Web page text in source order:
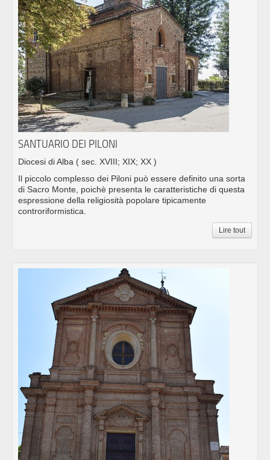
SANTUARIO DEI PILONI
Diocesi di Alba ( sec. XVIII; XIX; XX )
Il piccolo complesso dei Piloni può essere definito una sorta
di Sacro Monte, poichè presenta le caratteristiche di questa
espressione della religiosità popolare tipicamente
controriformistica.
Lire tout